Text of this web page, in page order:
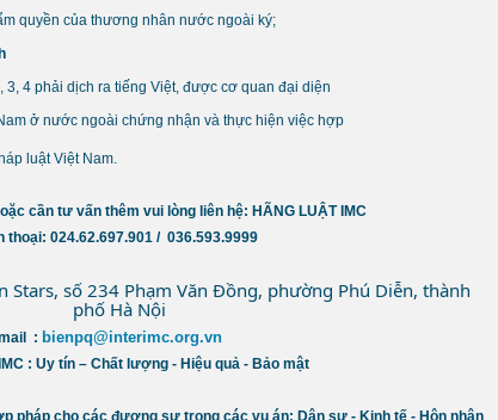
quyền của thương nhân nước ngoài ký;
3, 4 phải dịch ra tiếng Việt, được cơ quan đại diện
ở nước ngoài chứng nhận và thực hiện việc hợp
luật Việt Nam.
cần tư vấn thêm vui lòng liên hệ: HÃNG LUẬT IMC
thoại: 024.62.697.901 / 036.593.9999
Stars, số 234 Phạm Văn Đồng, phường Phú Diễn, thành
phố Hà Nội
: bienpq@interimc.org.vn
: Uy tín – Chất lượng - Hiệu quả - Bảo mật
pháp cho các đương sự trong các vụ án: Dân sự - Kinh tế - Hôn nhân